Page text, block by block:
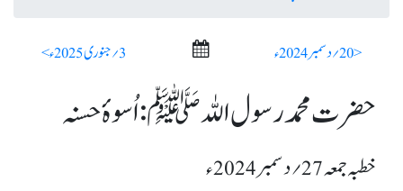
< 20؍ دسمبر 2024ء 3؍ جنوری 2025ء >
حضرت محمد رسول اللہﷺ: اُسوۂ حسنہ
خطبہ جمعہ 27؍ دسمبر 2024ء